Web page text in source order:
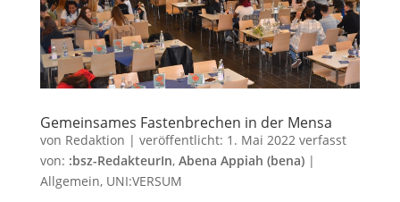
Gemeinsames Fastenbrechen in der Mensa
von Redaktion | veröffentlicht: 1. Mai 2022verfasst
von: :bsz-RedakteurIn, Abena Appiah (bena)|
Allgemein, UNI:VERSUM